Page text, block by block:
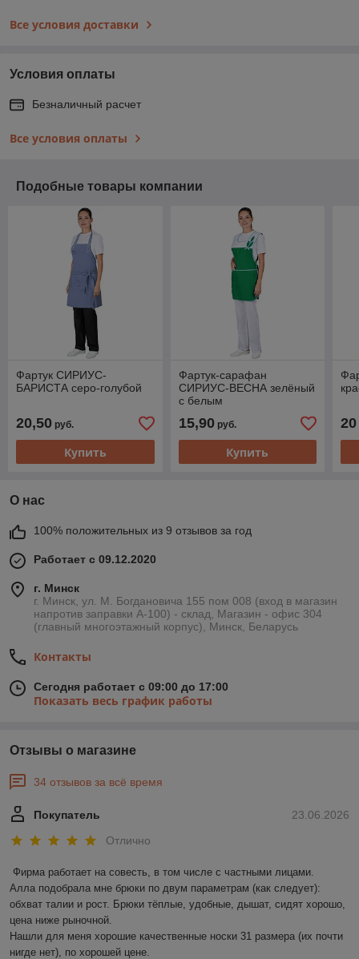
Все условия доставки
Условия оплаты
Безналичный расчет
Все условия оплаты
Подобные товары компании
Фартук СИРИУС-
БАРИСТА серо-голубой
20,50 руб.
Купить
Фартук-сарафан
СИРИУС-ВЕСНА зелёный
с белым
15,90руб.
Купить
20
О нас
100% положительных из 9 отзывов за год
Работает с 09.12.2020
г. Минск
г. Минск, ул. М. Богдановича 155 пом 008 (вход в магазин
напротив заправки А-100) - склад, Магазин - офис 304
(главный многоэтажный корпус), Минск, Беларусь
Контакты
Сегодня работает с 09:00 до 17:00
Показать весь график работы
Отзывы о магазине
34 отзывов за всё время
23.06.2026
Покупатель
Отлично
Фирма работает на совесть, в том числе с частными лицами.
Алла подобрала мне брюки по двум параметрам (как следует):
обхват талии и рост. Брюки тёплые, удобные, дышат, сидят хорошо,
цена ниже рыночной.
Нашли для меня хорошие качественные носки 31 размера (их почти
нигде нет), по хорошей цене.